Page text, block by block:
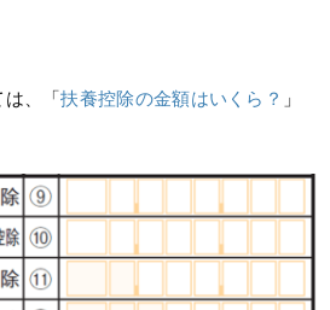
は、「扶養控除の金額はいくら？ 」